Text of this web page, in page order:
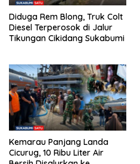
Diduga Rem Blong, Truk Colt
Diesel Terperosok di Jalur
Tikungan Cikidang Sukabumi
Kemarau Panjang Landa
Cicurug, 10 Ribu Liter Air